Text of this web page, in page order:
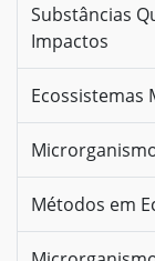
Substâncias
Impactos
Ecossistemas
Métodos em